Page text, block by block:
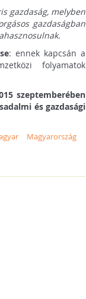
gazdaság, melyben
gazdaságban
: ennek kapcsán a
folyamatok
szeptemberében
és gazdasági
Magyarország